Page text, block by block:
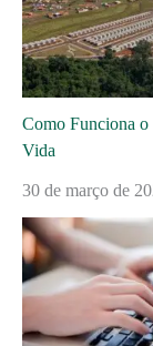
Como Funciona
Vida
30 de março de